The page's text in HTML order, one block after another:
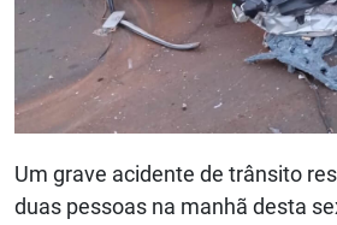
Um grave acidente de trânsito
duas pessoas na manhã desta